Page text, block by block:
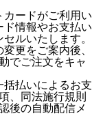
ードがご利用い
情報やお支払い
ルいたします。
更をご案内後、
でご注文をキャ
払いによるお支
、同法施行規則
後の自動配信メ